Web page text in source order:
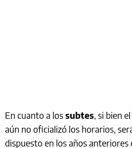
En cuanto a lossubtes, si bien
aún no oficializó los horarios,
dispuesto en los años anteriores